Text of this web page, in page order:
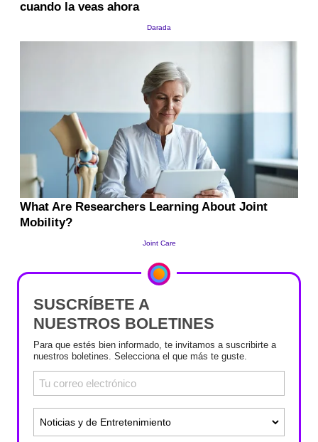
SUSCRÍBETE A
NUESTROS BOLETINES
Para que estés bien informado, te invitamos a suscribirte a
nuestros boletines. Selecciona el que más te guste.